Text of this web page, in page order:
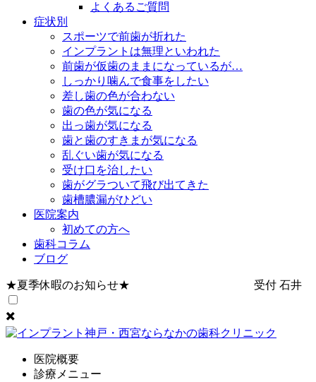
よくあるご質問
症状別
スポーツで前歯が折れた
インプラントは無理といわれた
前歯が仮歯のままになっているが…
しっかり噛んで食事をしたい
差し歯の色が合わない
歯の色が気になる
出っ歯が気になる
歯と歯のすきまが気になる
乱ぐい歯が気になる
受け口を治したい
歯がグラついて飛び出てきた
歯槽膿漏がひどい
医院案内
初めての方へ
歯科コラム
ブログ
✖️
医院概要
診療メニュー